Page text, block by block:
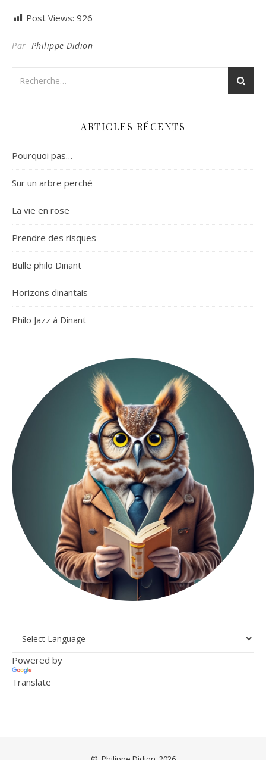
Post Views: 926
Par Philippe Didion
ARTICLES RÉCENTS
Pourquoi pas…
Sur un arbre perché
La vie en rose
Prendre des risques
Bulle philo Dinant
Horizons dinantais
Philo Jazz à Dinant
Powered by
Translate